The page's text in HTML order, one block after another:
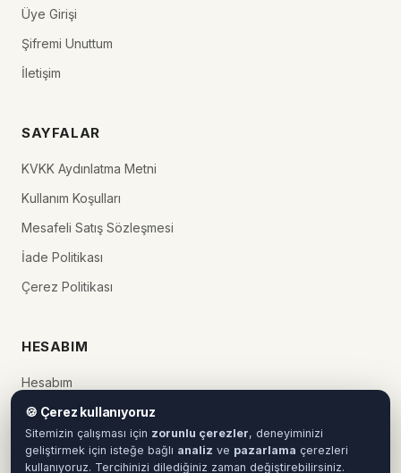
🍪 Çerez kullanıyoruz
Sitemizin çalışması için zorunlu çerezler, deneyiminizi
geliştirmek için isteğe bağlı analiz ve pazarlama çerezleri
kullanıyoruz. Tercihinizi dilediğiniz zaman değiştirebilirsiniz.
Üye Girişi
Şifremi Unuttum
İletişim
SAYFALAR
KVKK Aydınlatma Metni
Kullanım Koşulları
Mesafeli Satış Sözleşmesi
İade Politikası
Çerez Politikası
HESABIM
Hesabım
Sipariş Takip
İstek Listem